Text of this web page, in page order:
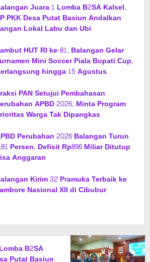
Juara 1 Lomba B2SA Kalsel,
PKK Desa Putat Basiun Andalkan
Lokal Labu dan Ubi
HUT RI ke-81, Balangan Gelar
Mini Soccer Piala Bupati Cup,
hingga 15 Agustus
PAN Setujui Pembahasan
APBD 2026, Minta Program
Warga Tak Dipangkas
Perubahan 2026 Balangan Turun
Persen, Defisit Rp896 Miliar Ditutup
Anggaran
Kirim 32 Pramuka Terbaik ke
Nasional XII di Cibubur
B2SA
Putat Basiun